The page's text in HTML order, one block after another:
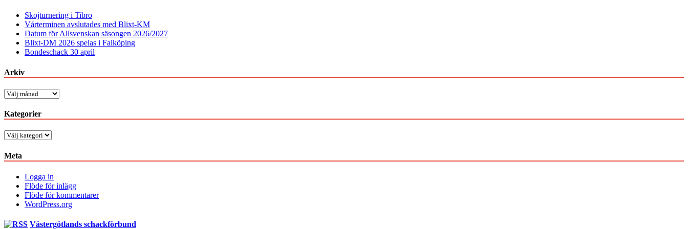
Skojturnering i Tibro
Vårterminen avslutades med Blixt-KM
Datum för Allsvenskan säsongen 2026/2027
Blixt-DM 2026 spelas i Falköping
Bondeschack 30 april
Arkiv
Arkiv
Kategorier
Kategorier
Meta
Logga in
Flöde för inlägg
Flöde för kommentarer
WordPress.org
Västergötlands schackförbund